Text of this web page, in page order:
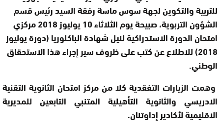
للتربية والتكوين لجهة سوس ماسة رفقة السيد رئيس قسم
الشؤون التربوية، صبيحة يوم الثلاثاء 10 يوليوز 2018 مركزي
امتحان الدورة الاستدراكية لنيل شهادة الباكلوريا (دورة يوليوز
2018) للاطلاع عن كتب على ظروف سير إجراء هذا الاستحقاق
الوطني.
وهمت الزيارات التفقدية كلا من مركز امتحان الثانوية التقنية
الادريسي والثانوية التأهيلية المتنبي التابعين للمديرية
الاقليمية لأكادير إداوتنان.